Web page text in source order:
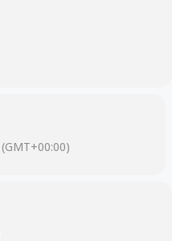
(GMT+00:00)